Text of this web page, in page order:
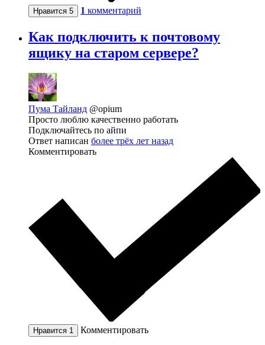
Нравится 5 1 комментарий
Как подключить к почтовому
ящику на старом сервере?
Пума Тайланд @opium
Просто люблю качественно работать
Подключайтесь по айпи
Ответ написан более трёх лет назад
Комментировать
Нравится 1 Комментировать